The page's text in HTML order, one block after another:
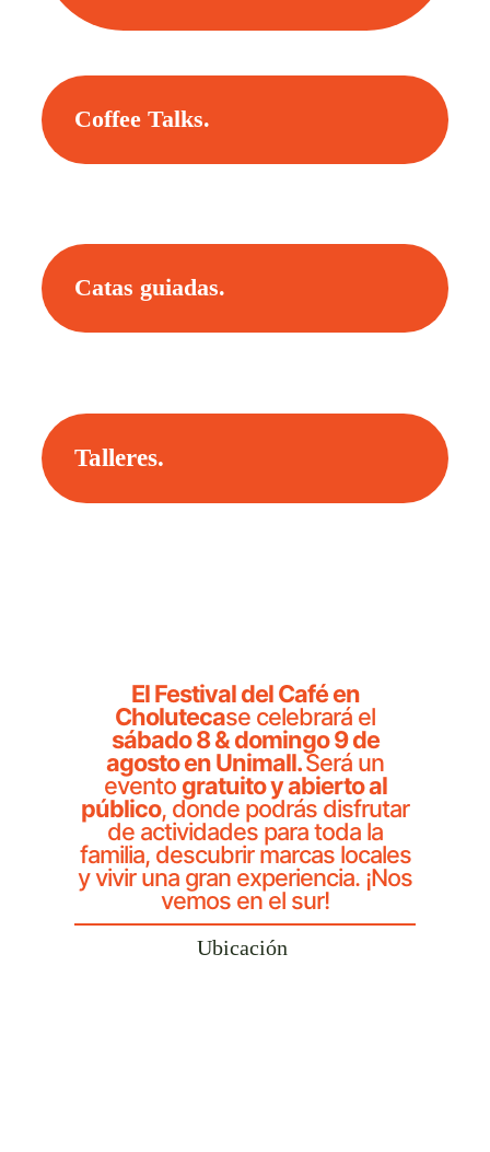
Coffee Talks.
Catas guiadas.
Talleres.
El Festival del Café en
Cholutecase celebrará el
sábado 8 & domingo 9 de
agosto en Unimall.Será un
evento gratuito y abierto al
público, donde podrás disfrutar
de actividades para toda la
familia, descubrir marcas locales
y vivir una gran experiencia. ¡Nos
vemos en el sur!
Ubicación